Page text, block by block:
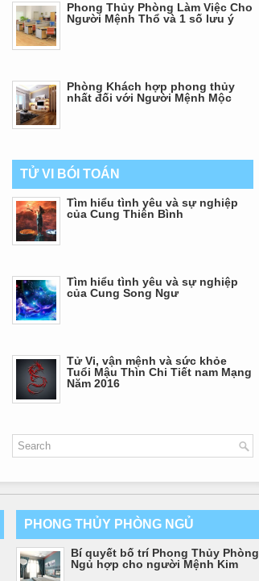
Phong Thủy Phòng Làm Việc Cho
Người Mệnh Thổ và 1 số lưu ý
Phòng Khách hợp phong thủy
nhất đối với Người Mệnh Mộc
TỬ VI BÓI TOÁN
Tìm hiểu tình yêu và sự nghiệp
của Cung Thiên Bình
Tìm hiểu tình yêu và sự nghiệp
của Cung Song Ngư
Tử Vi, vận mệnh và sức khỏe
Tuổi Mậu Thìn Chi Tiết nam Mạng
Năm 2016
PHONG THỦY PHÒNG NGỦ
Bí quyết bố trí Phong Thủy Phòng
Ngủ hợp cho người Mệnh Kim